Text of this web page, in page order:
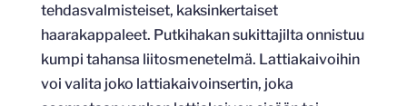
tehdasvalmisteiset, kaksinkertaiset
haarakappaleet. Putkihakan sukittajilta onnistuu
kumpi tahansa liitosmenetelmä. Lattiakaivoihin
voi valita joko lattiakaivoinsertin, joka